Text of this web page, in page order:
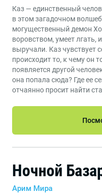
Каз — единственный
в этом загадочном
могущественный демон
воровством, умеет лгать,
выручали. Каз чувствует
происходит то, к чему он
появляется другой
она попала сюда? Где ее
отчаянно просит найти
Ночной
Арим Мира